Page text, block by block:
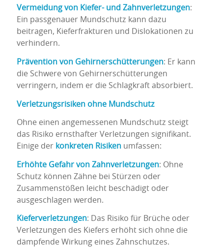
Vermeidung von Kiefer- und Zahnverletzungen:
Ein passgenauer Mundschutz kann dazu
beitragen, Kieferfrakturen und Dislokationen zu
verhindern.
Prävention von Gehirnerschütterungen: Er kann
die Schwere von Gehirnerschütterungen
verringern, indem er die Schlagkraft absorbiert.
Verletzungsrisiken ohne Mundschutz
Ohne einen angemessenen Mundschutz steigt
das Risiko ernsthafter Verletzungen signifikant.
Einige der konkreten Risikenumfassen:
Erhöhte Gefahr von Zahnverletzungen: Ohne
Schutz können Zähne bei Stürzen oder
Zusammenstößen leicht beschädigt oder
ausgeschlagen werden.
Kieferverletzungen: Das Risiko für Brüche oder
Verletzungen des Kiefers erhöht sich ohne die
dämpfende Wirkung eines Zahnschutzes.